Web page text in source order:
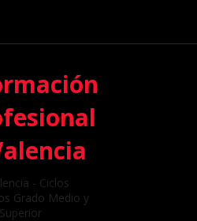
- Ciclos
Grado Medio y
Superior